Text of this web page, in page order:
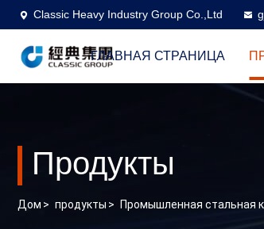
Classic Heavy Industry Group Co.,Ltd
ГЛАВНАЯ СТРАНИЦА
Продукты
Дом > продукты > Промышленная стальная